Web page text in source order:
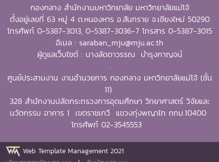
จัดขึ้นในวาระเฉลิมฉลอง ครบรอบ 60 ปีของ SEARCA ซึ่งเป็น
องค์กรระดับภูมิภาคภายใต้ the Southeast Asian Ministers
of Education (SEAMEO) และมีบทบาทสำคัญในการพัฒนา
ศักยภาพบุคลากร ส่งเสริมการศึกษาและการวิจัย ตลอดจนสร้าง
เครือข่ายความร่วมมือเพื่อการพัฒนาการเกษตรและชนบทใน
DAAD–SEARCA สู่ผู้นำมหาวิทยาลัยด้านการเกษตรรอง
ศาสตราจารย์ ดร.วีระพล ทองมา เป็นศิษย์เก่าของ University
of the Philippines Los Baños (UPLB) ประเทศฟิลิปปินส์
โดยได้รับทุนการศึกษาระดับปริญญาเอกจาก German
Academic Exchange Service (DAAD)–SEARCA
(Ph.D.) in Extension Education จาก University of the
Philippines Los Baños ในปี ค.ศ. 2001ประสบการณ์ทาง
พระเจ้าอยู่หัว เนื่องในโอกาสวันเฉลิมพระชนมพรรษา 28
กรกฎาคม 2569 พร้อมทั้งสนับสนุนโครงการ “ชาวเชียงใหม่ปลูก
ป่า รักษ์โลก เพิ่มพื้นที่สีเขียวสู่ชุมชน” แก่ผู้เข้าร่วมกิจกรรมและ
ประชาชนที่มาใช้บริการ
กองกลาง สำนักงานมหาวิทยาลัย มหาวิทยาลัยแม่โจ้
ตั้งอยู่เลขที่ 63 หมู่ 4 ต.หนองหาร อ.สันทราย จ.เชียงใหม่ 50290
โทรศัพท์ 0-5387-3013, 0-5387-3036-7 โทรสาร 0-5387-3015
อีเมล : saraban_mju@mju.ac.th
ผู้ดูแลเว็บไซต์ : นางลัดดาวรรณ บำรุงกาญจน์
.
ศูนย์ประสานงาน งานอำนวยการ กองกลาง มหาวิทยาลัยแม่โจ้ (ชั้น
11)
328 สำนักงานปลัดกระทรวงการอุดมศึกษา วิทยาศาสตร์ วิจัยและ
นวัตกรรม อาคาร 1 เขตราชเทวี แขวงทุ่งพญาไท กทม.10400
โทรศัพท์ 02-3545553
Web Template Management 2021